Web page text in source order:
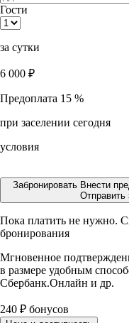
Гости
за сутки
6 000 ₽
Предоплата 15 %
при заселении сегодня
условия
Забронировать Внести
Отправить
Пока платить не нужно.
бронирования
Мгновенное
в размере удобным
Сбербанк.Онлайн и др.
240 ₽ бонусов